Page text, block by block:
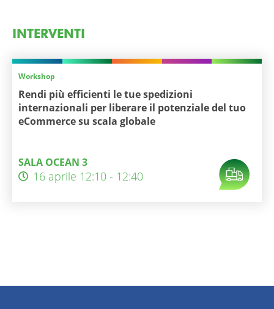
INTERVENTI
Workshop
Rendi più efficienti le tue spedizioni
internazionali per liberare il potenziale del tuo
eCommerce su scala globale
SALA OCEAN 3
16 aprile 12:10 - 12:40